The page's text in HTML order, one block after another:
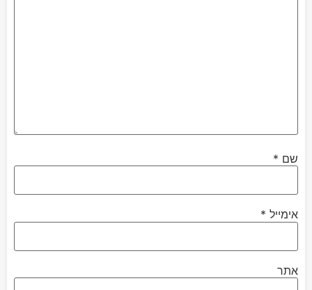
שם *
אימייל *
אתר